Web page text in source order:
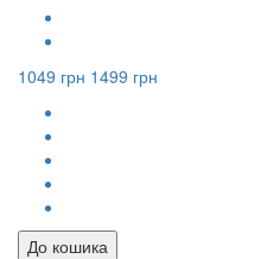
1049 грн 1499 грн
До кошика